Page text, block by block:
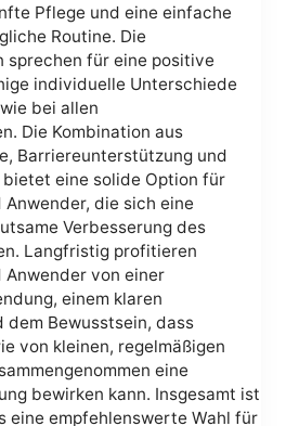
Pflege und eine einfache
Routine. Die
sprechen für eine positive
individuelle Unterschiede
bei allen
Die Kombination aus
Barriereunterstützung und
eine solide Option für
die sich eine
Verbesserung des
Langfristig profitieren
von einer
einem klaren
dem Bewusstsein, dass
von kleinen, regelmäßigen
eine
bewirken kann. Insgesamt ist
eine empfehlenswerte Wahl für